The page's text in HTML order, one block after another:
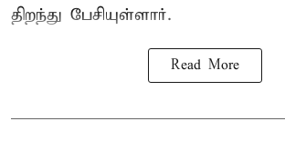
திறந்து பேசியுள்ளார்.
Read More